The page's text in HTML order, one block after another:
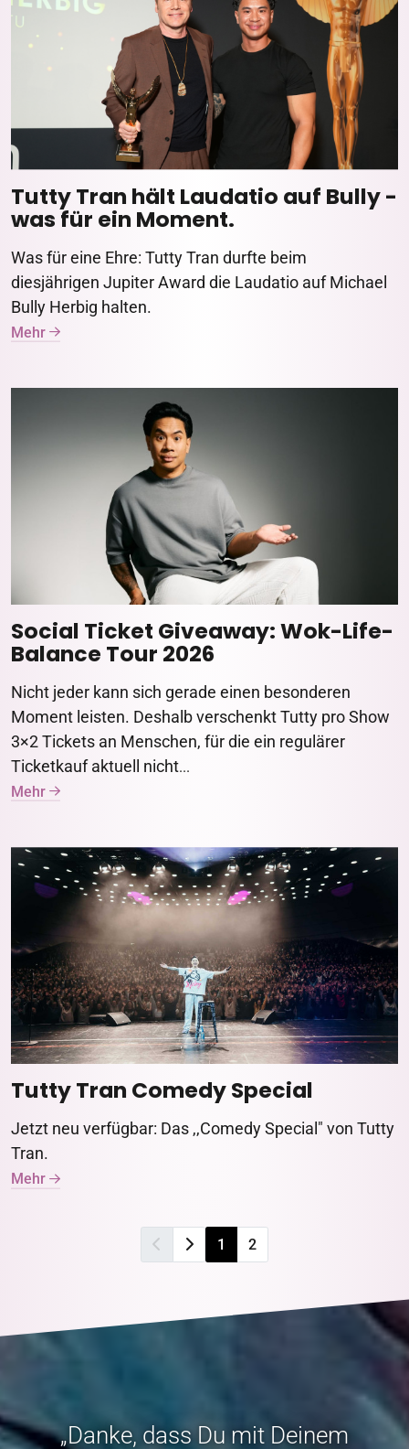
Tutty Tran hält Laudatio auf Bully -
was für ein Moment.
Was für eine Ehre: Tutty Tran durfte beim
diesjährigen Jupiter Award die Laudatio auf Michael
Bully Herbig halten.
Mehr
Social Ticket Giveaway: Wok-Life-
Balance Tour 2026
Nicht jeder kann sich gerade einen besonderen
Moment leisten. Deshalb verschenkt Tutty pro Show
3×2 Tickets an Menschen, für die ein regulärer
Ticketkauf aktuell nicht...
Mehr
Tutty Tran Comedy Special
Jetzt neu verfügbar: Das ,,Comedy Special" von Tutty
Tran.
Mehr
1 2
„Danke, dass Du mit Deinem